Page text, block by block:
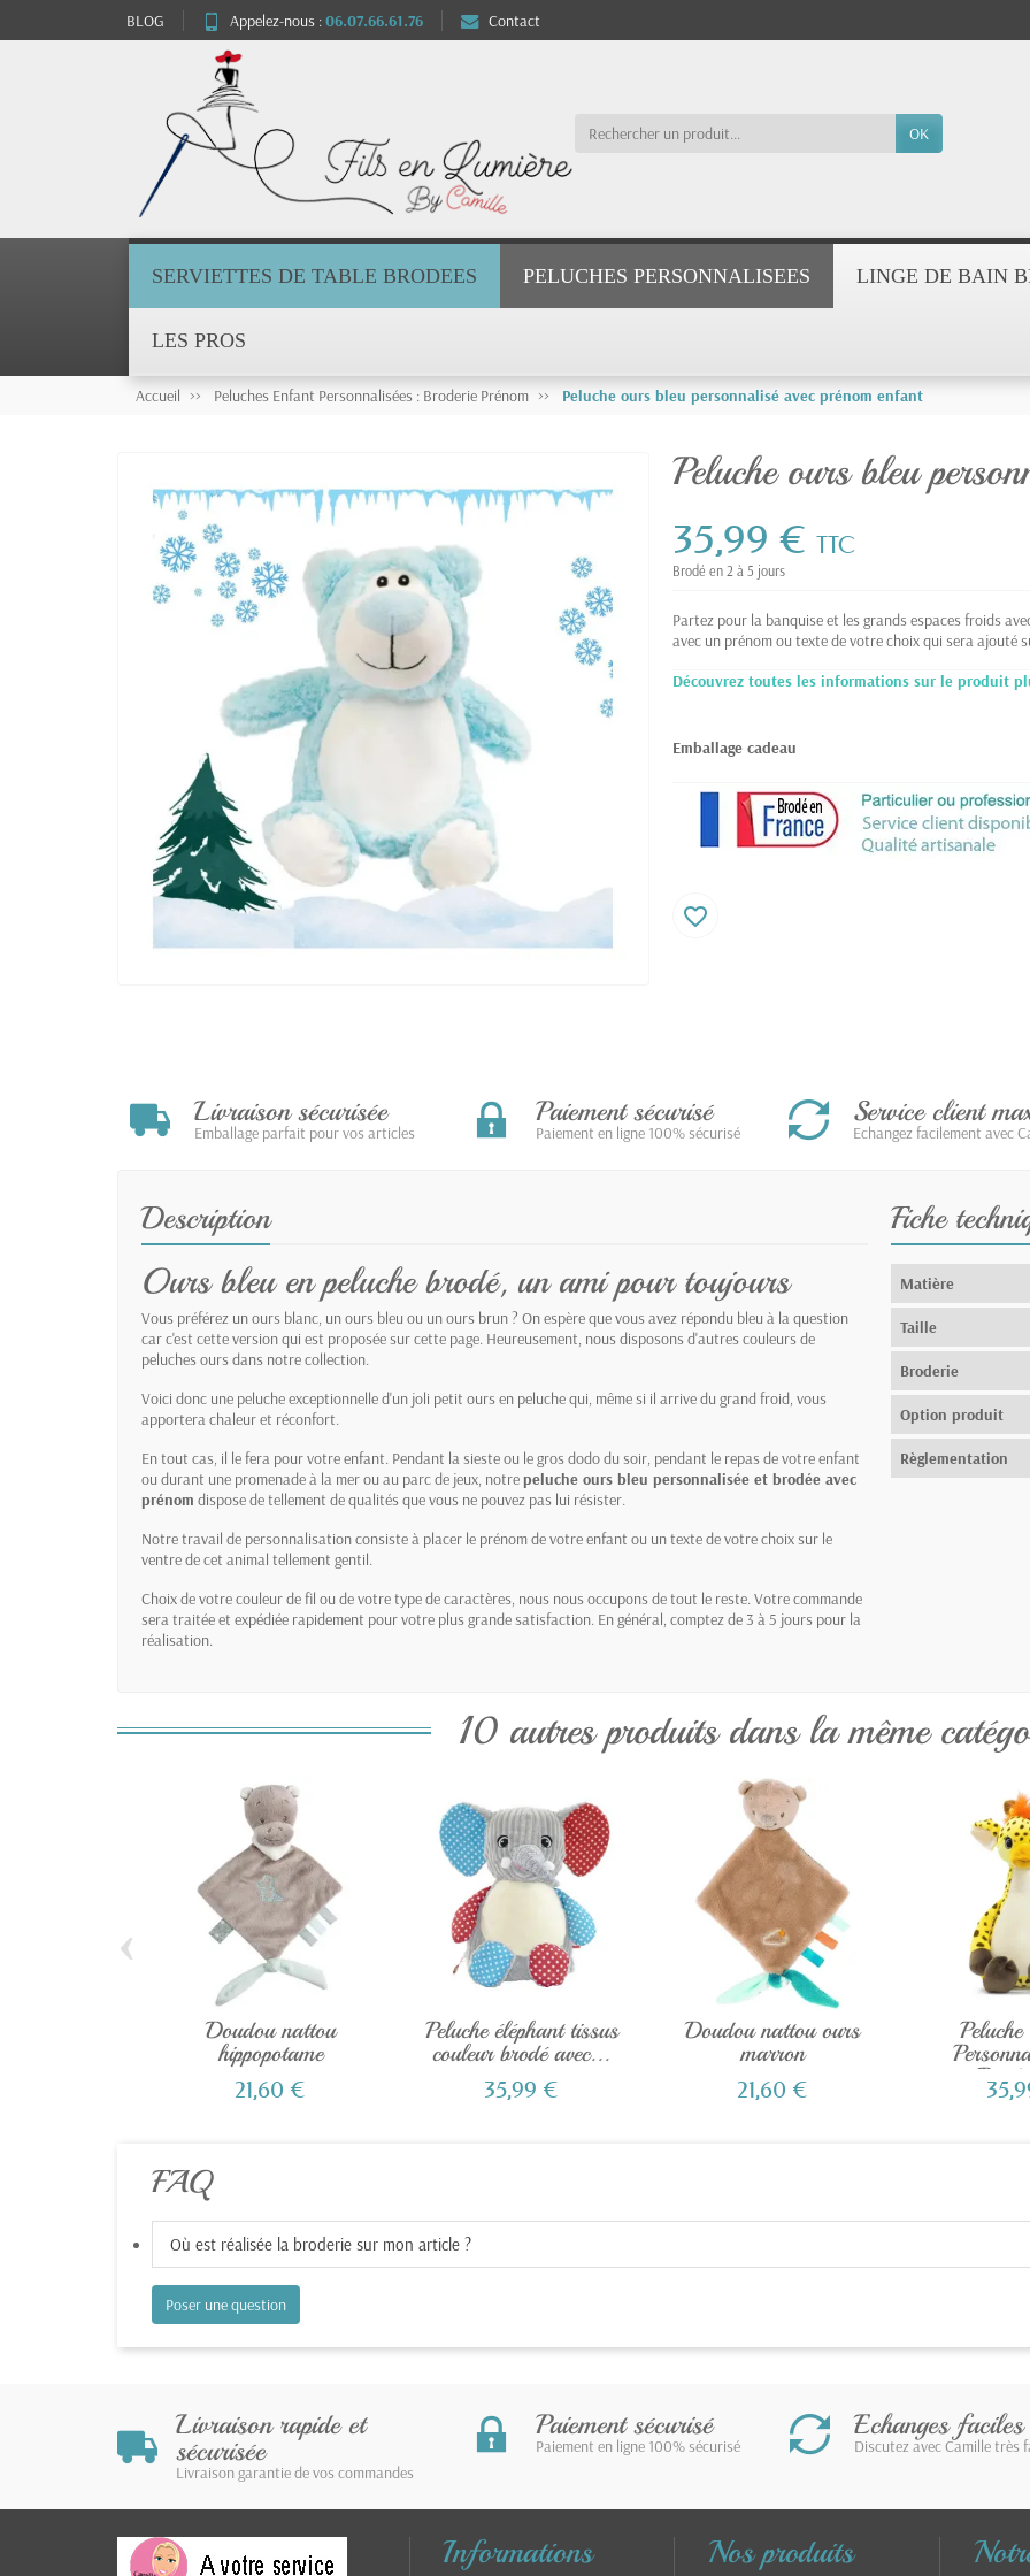
BLOG Appelez-nous :06.07.66.61.76 Contact
OK
SERVIETTES DE TABLE BRODEES PELUCHES PERSONNALISEES LINGE DE BAIN
LES PROS
Accueil Peluches Enfant Personnalisées : Broderie Prénom Peluche ours bleu personnalisé avec prénom enfant
Peluche ours bleu
35,99 €TTC
Brodé en 2 à 5 jours
Partez pour la banquise et les grands espaces froids
avec un prénom ou texte de votre choix qui sera ajouté
Découvrez toutes les informations sur le produit
Emballage cadeau
favorite_border
Livraison sécurisée
Emballage parfait pour vos articles
Paiement sécurisé
Paiement en ligne 100% sécurisé
Service client
Echangez facilement avec
Description
Ours bleu en peluche brodé, un ami pour toujours
Vous préférez un ours blanc, un ours bleu ou un ours brun ? On espère que vous avez répondu bleu à la question
car c'est cette version qui est proposée sur cette page. Heureusement, nous disposons d'autres couleurs de
peluches ours dans notre collection.
Voici donc une peluche exceptionnelle d'un joli petit ours en peluche qui, même si il arrive du grand froid, vous
apportera chaleur et réconfort.
En tout cas, il le fera pour votre enfant. Pendant la sieste ou le gros dodo du soir, pendant le repas de votre enfant
ou durant une promenade à la mer ou au parc de jeux, notre peluche ours bleu personnalisée et brodée avec
prénom dispose de tellement de qualités que vous ne pouvez pas lui résister.
Notre travail de personnalisation consiste à placer le prénom de votre enfant ou un texte de votre choix sur le
ventre de cet animal tellement gentil.
Choix de votre couleur de fil ou de votre type de caractères, nous nous occupons de tout le reste. Votre commande
sera traitée et expédiée rapidement pour votre plus grande satisfaction. En général, comptez de 3 à 5 jours pour la
réalisation.
Fiche
Matière
Taille
Broderie
Option produit
Règlementation
10 autres produits dans la même
Doudou nattou
hippopotame
21,60 €
Peluche éléphant tissus
couleur brodé avec...
35,99 €
Doudou nattou ours
marron
21,60 €
‹
FAQ
Où est réalisée la broderie sur mon article ?
Poser une question
Livraison rapide et
sécurisée
Livraison garantie de vos commandes
Paiement sécurisé
Paiement en ligne 100% sécurisé
Echanges faciles
Discutez avec Camille très
Informations Nos produits